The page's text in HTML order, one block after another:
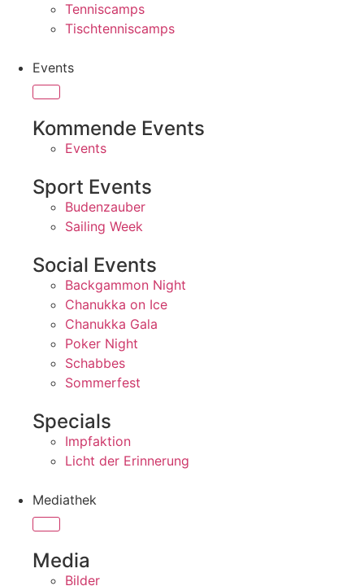
Tenniscamps
Tischtenniscamps
Events
Kommende Events
Events
Sport Events
Budenzauber
Sailing Week
Social Events
Backgammon Night
Chanukka on Ice
Chanukka Gala
Poker Night
Schabbes
Sommerfest
Specials
Impfaktion
Licht der Erinnerung
Mediathek
Media
Bilder